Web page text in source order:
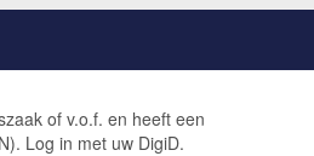
of v.o.f. en heeft een
Log in met uw DigiD.